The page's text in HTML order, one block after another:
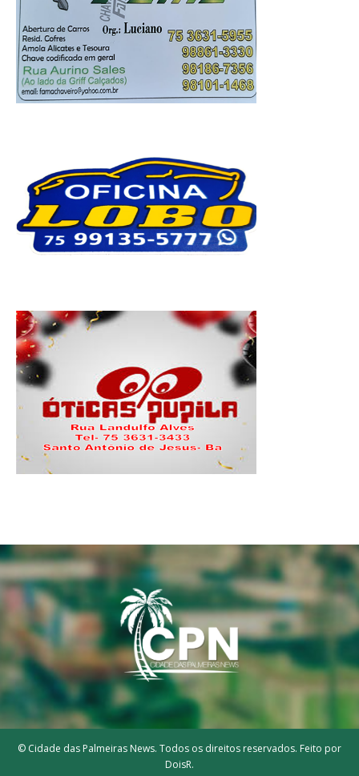
© Cidade das Palmeiras News. Todos os direitos reservados. Feito por
DoisR.